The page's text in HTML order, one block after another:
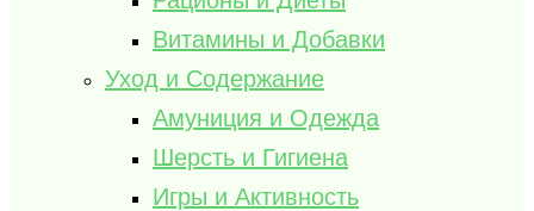
Витамины и Добавки
Уход и Содержание
Амуниция и Одежда
Шерсть и Гигиена
Игры и Активность